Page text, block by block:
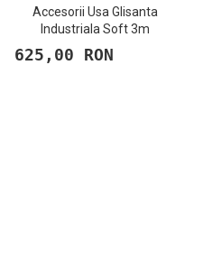
Accesorii Usa Glisanta
Industriala Soft 3m
625,00 RON